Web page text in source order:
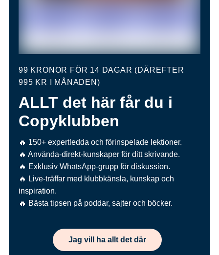
99 KRONOR FÖR 14 DAGAR (DÄREFTER
995 KR I MÅNADEN)
ALLT det här får du i
Copyklubben
🔥 150+ expertledda och förinspelade lektioner.
🔥 Använda-direkt-kunskaper för ditt skrivande.
🔥 Exklusiv WhatsApp-grupp för diskussion.
🔥 Live-träffar med klubbkänsla, kunskap och
inspiration.
🔥 Bästa tipsen på poddar, sajter och böcker.
Jag vill ha allt det där